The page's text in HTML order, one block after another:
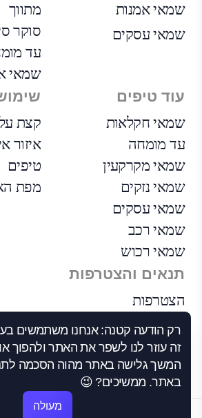
רק הודעה קטנה: אנחנו משתמשים
זה עוזר לנו לשפר את האתר ולהפוך
המשך גלישה באתר מהוה הסכמה
באתר. ממשיכים? 😉
מעולה
שמאי אמנות
שמאי עסקים
מתווך
סוקר
עד
שמאי
עוד טיפים
שמאי חקלאות
עד מומחה
שמאי מקרקעין
שמאי נזקים
שמאי עסקים
שמאי רכב
שמאי רכוש
קצת
איזור
טיפים
מפת
תנאים והצטרפות
הצטרפות
תנאי שימוש
הצהרת נגישות